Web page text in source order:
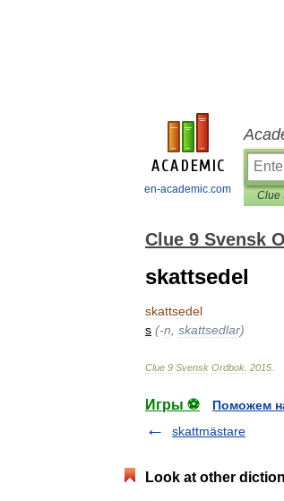
en-academic.com Clue
Clue 9 Svensk
skattsedel
skattsedel
s (-n skattsedlar)
Clue 9 Svensk Ordbok 2015
Игры ⚽
Поможем
skattmästare
Look at other